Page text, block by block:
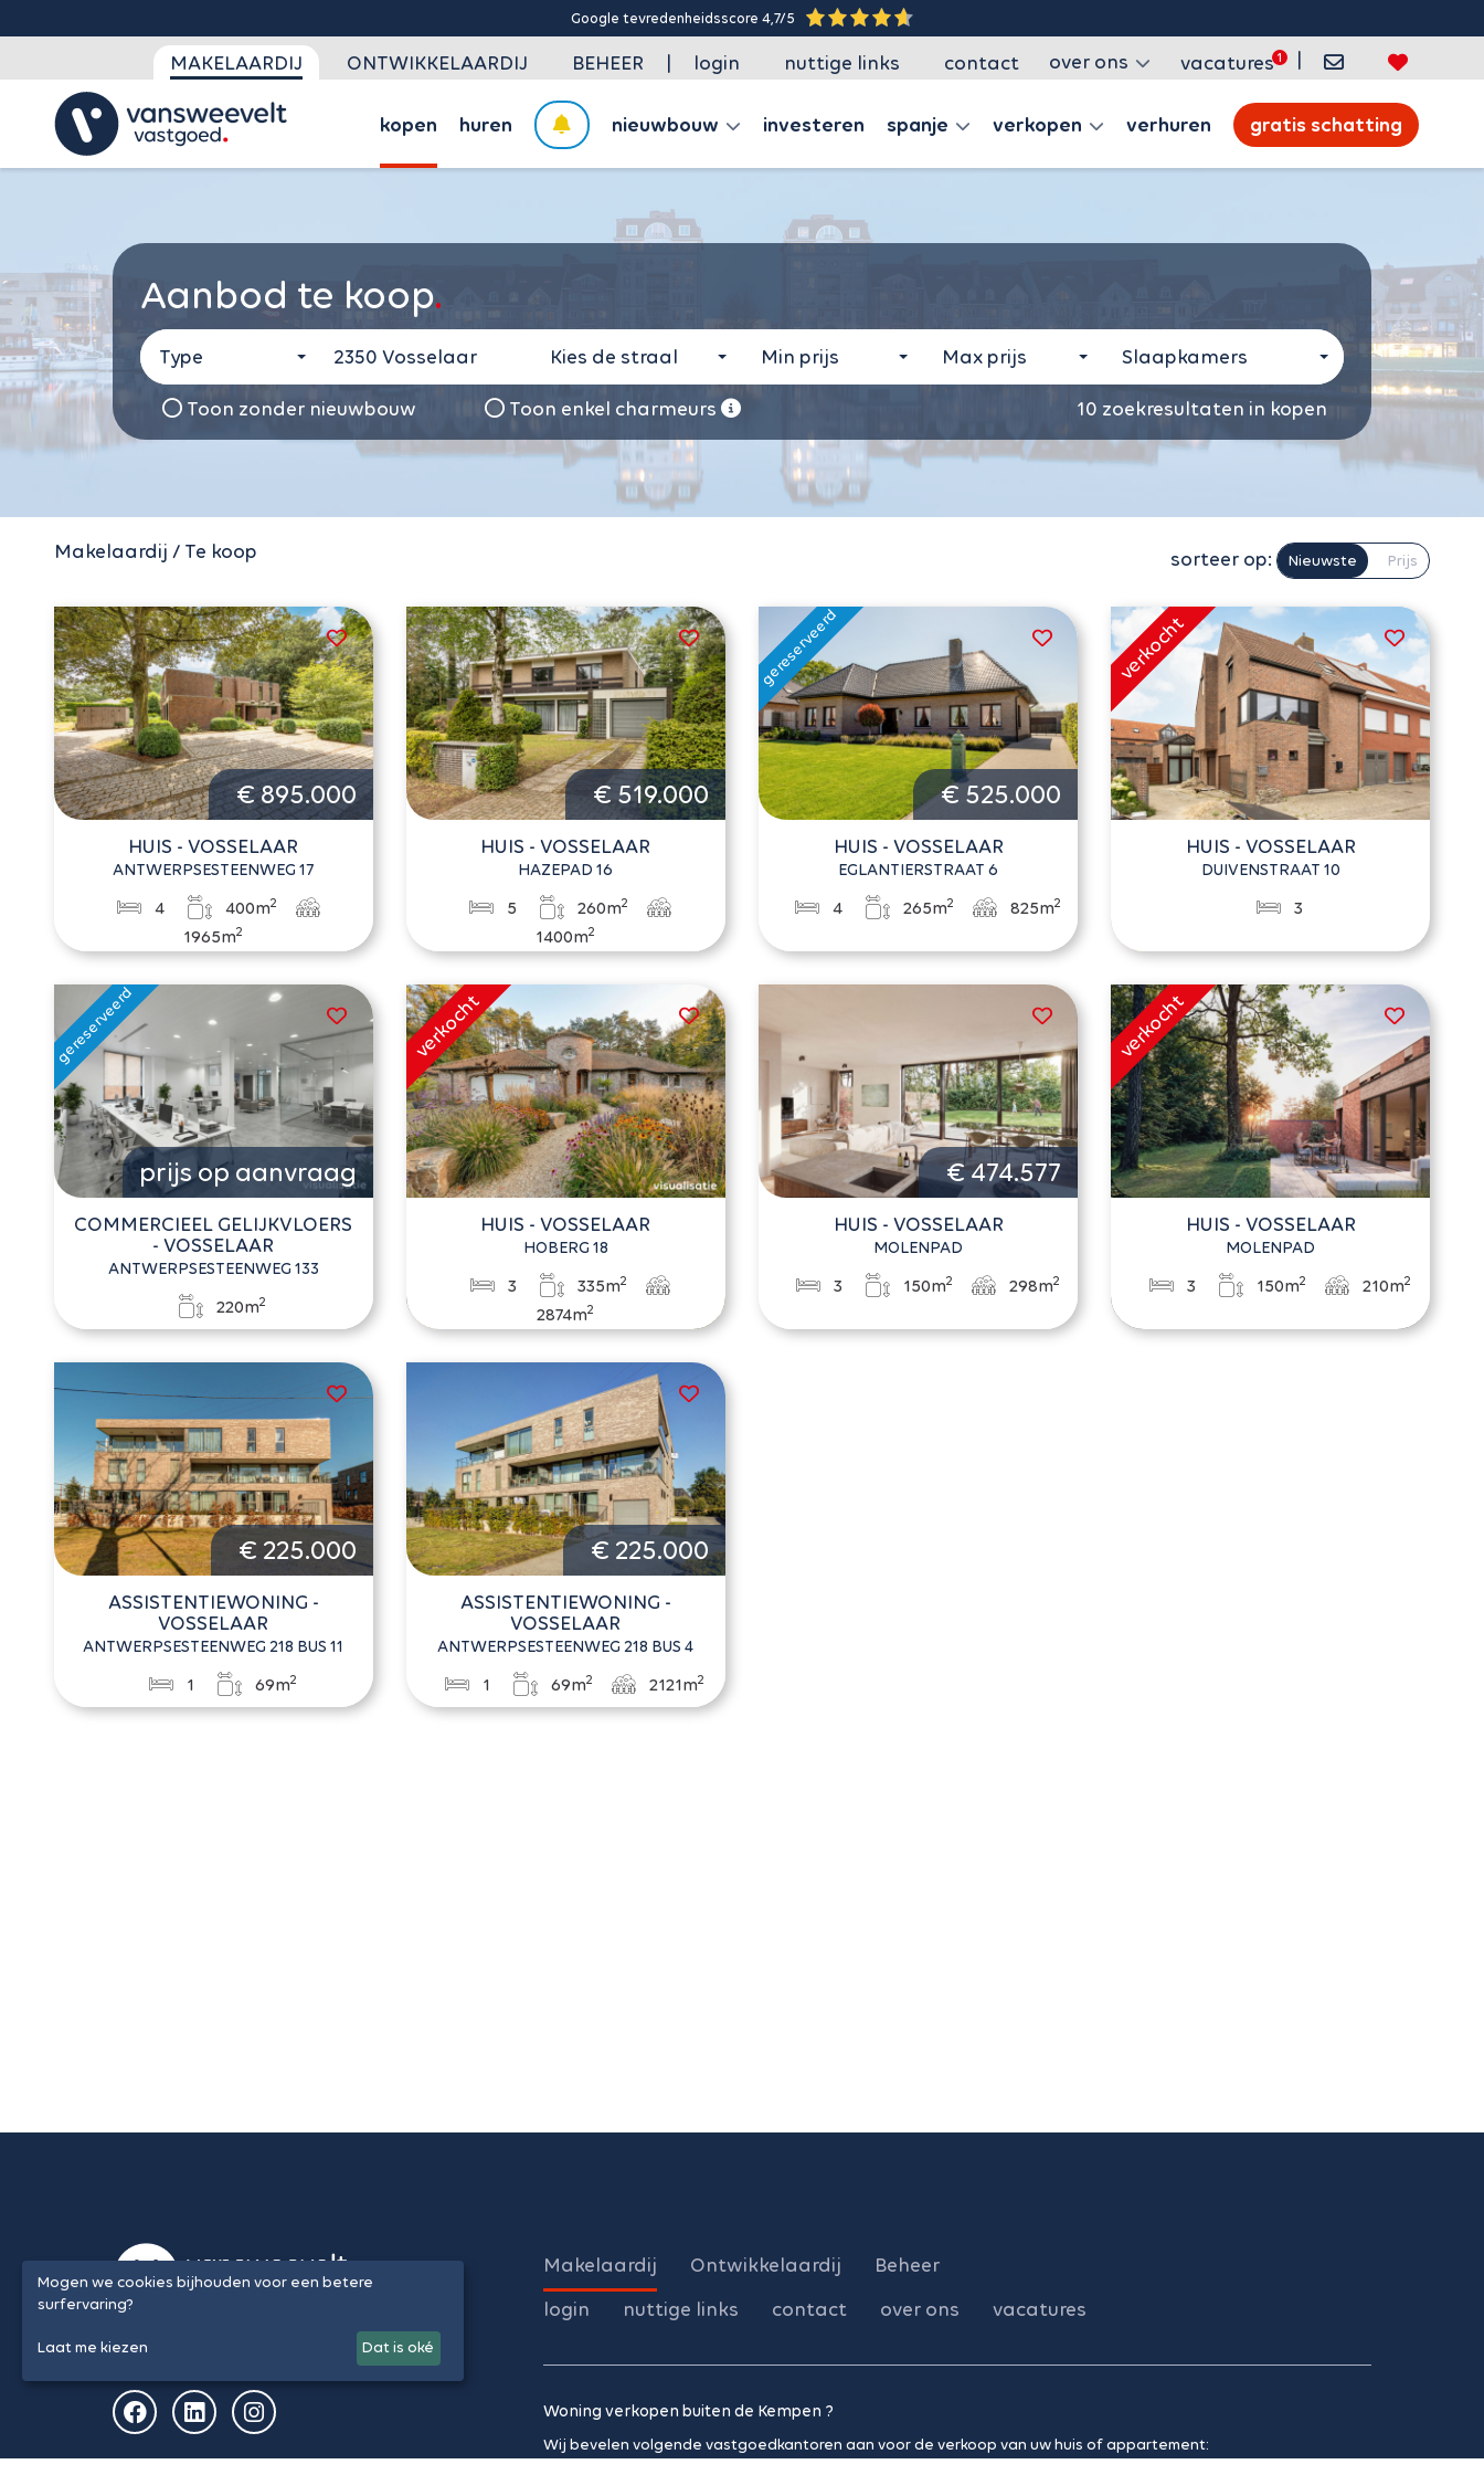
Google tevredenheidsscore 4,7/5
MAKELAARDIJ ONTWIKKELAARDIJ BEHEER | login nuttige links contact over ons vacatures |
kopen huren nieuwbouw investeren spanje verkopen verhuren gratis schatting
Aanbod te koop
Type Kies de straal Min prijs Max prijs Slaapkamers
10 zoekresultaten in kopen
Toon zonder nieuwbouw Toon enkel charmeurs
Makelaardij / Te koop sorteer op: Nieuwste Prijs
€ 895.000
HUIS - VOSSELAAR
ANTWERPSESTEENWEG 17
4 400m2
1965m2
€ 519.000
HUIS - VOSSELAAR
HAZEPAD 16
5 260m2
1400m2
€ 525.000
HUIS - VOSSELAAR
EGLANTIERSTRAAT 6
4 265m2 825m2
HUIS - VOSSELAAR
DUIVENSTRAAT 10
3
prijs op aanvraag
COMMERCIEEL GELIJKVLOERS
- VOSSELAAR
ANTWERPSESTEENWEG 133
220m2
HUIS - VOSSELAAR
HOBERG 18
3 335m2
2874m2
€ 474.577
HUIS - VOSSELAAR
MOLENPAD
3 150m2 298m2
HUIS - VOSSELAAR
MOLENPAD
3 150m2 210m2
€ 225.000
ASSISTENTIEWONING -
VOSSELAAR
ANTWERPSESTEENWEG 218 BUS 11
1 69m2
€ 225.000
ASSISTENTIEWONING -
VOSSELAAR
ANTWERPSESTEENWEG 218 BUS 4
1 69m2 2121m2
Makelaardij Ontwikkelaardij
Beheer
login
nuttige links contact over ons vacatures
Woning verkopen buiten de Kempen ?
Wij bevelen volgende vastgoedkantoren aan voor de verkoop van uw huis of appartement:
Mogen we cookies bijhouden voor een betere
surfervaring?
Laat me kiezen Dat is oké